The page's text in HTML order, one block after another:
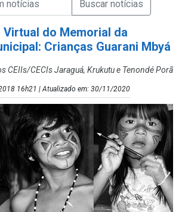
Virtual do Memorial da
Crianças Guarani Mbyá
CEIIs/CECIs Jaraguá, Krukutu e Tenondé Porã
16h21 | Atualizado em: 30/11/2020